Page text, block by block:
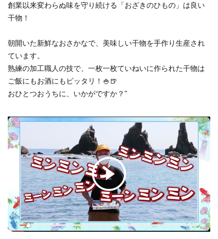
創業以来変わらぬ味を守り続ける「おざきのひもの」は良い
干物！
朝開いた新鮮なおさかなで、美味しい干物を手作り生産され
ています。
熟練の加工職人の技で、一枚一枚ていねいに作られた干物は
ご飯にもお酒にもピッタリ！🍚🍺
おひとつおうちに、いかがですか？"